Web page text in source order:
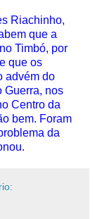
Riachinho,
que a
Timbó, por
que os
advém do
Guerra, nos
Centro da
bem. Foram
da